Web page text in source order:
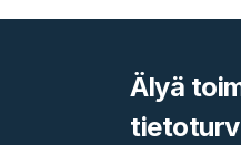
Älyä